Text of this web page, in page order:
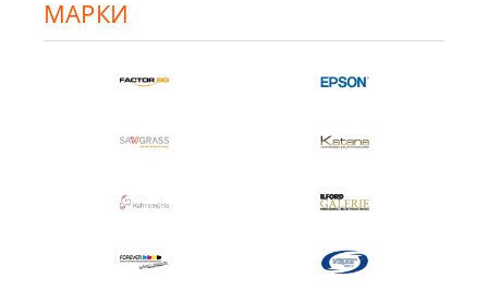
МАРКИ